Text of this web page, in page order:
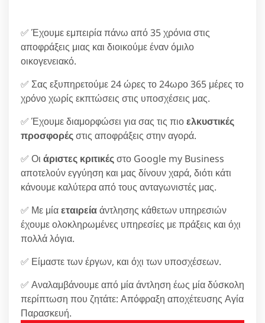
✅ Έχουμε εμπειρία πάνω από 35 χρόνια στις
αποφράξεις μιας και διοικούμε έναν όμιλο
οικογενειακό.
✅ Σας εξυπηρετούμε 24 ώρες το 24ωρο 365 μέρες το
χρόνο χωρίς εκπτώσεις στις υποσχέσεις μας.
✅ Έχουμε διαμορφώσει για σας τις πιοελκυστικές
προσφορέςστις αποφράξεις στην αγορά.
✅ Οι άριστες κριτικέςστο Google my Business
αποτελούν εγγύηση και μας δίνουν χαρά, διότι κάτι
κάνουμε καλύτερα από τους ανταγωνιστές μας.
✅ Με μίαεταιρείαάντλησης κάθετων υπηρεσιών
έχουμε ολοκληρωμένες υπηρεσίες με πράξεις και όχι
πολλά λόγια.
✅ Είμαστε των έργων, και όχι των υποσχέσεων.
✅ Αναλαμβάνουμε από μία άντληση έως μία δύσκολη
περίπτωση που ζητάτε: Απόφραξη αποχέτευσης Αγία
Παρασκευή.